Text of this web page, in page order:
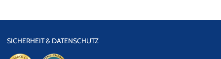
SICHERHEIT & DATENSCHUTZ